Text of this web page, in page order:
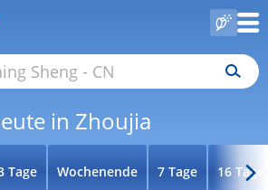
in Zhoujia
Tage Wochenende 7 Tage 16 Tage